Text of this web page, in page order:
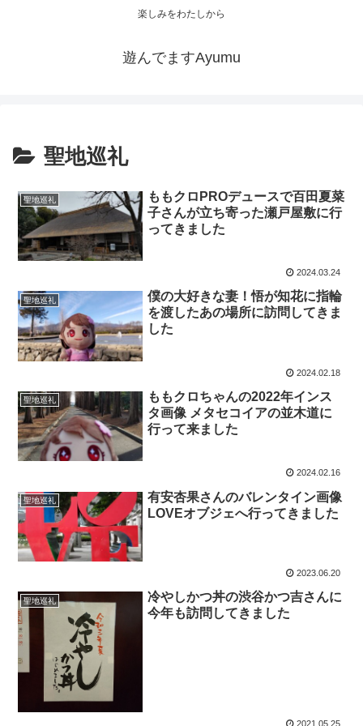
楽しみをわたしから
遊んでますAyumu
聖地巡礼
聖地巡礼
ももクロPROデュースで百田夏菜
子さんが立ち寄った瀬戸屋敷に行
ってきました
2024.03.24
聖地巡礼
僕の大好きな妻！悟が知花に指輪
を渡したあの場所に訪問してきま
した
2024.02.18
聖地巡礼
ももクロちゃんの2022年インス
タ画像 メタセコイアの並木道に
行って来ました
2024.02.16
聖地巡礼
有安杏果さんのバレンタイン画像
LOVEオブジェへ行ってきました
2023.06.20
聖地巡礼
冷やしかつ丼の渋谷かつ吉さんに
今年も訪問してきました
2021.05.25